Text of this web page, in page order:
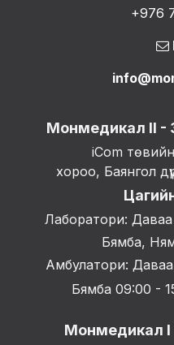
+976
Монмедикал II -
iCom
хороо, Баянгол
Лаборатори:
Бямба,
Амбулатори:
Бямба 09:00 -
Монмедикал I